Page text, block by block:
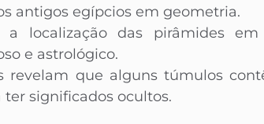
antigos egípcios em geometria.
a localização das pirâmides
e astrológico.
revelam que alguns túmulos
ter significados ocultos.